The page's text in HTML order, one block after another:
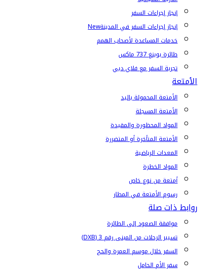
إنجاز إجراءات السفر
إنجاز إجراءات السفر في المدينةNew
خدمات المساعدة لأصحاب الهمم
طائرة بوينغ 737 ماكس
تجربة السفر مع فلاي دبي
الأمتعة
الأمتعة المحمولة باليد
الأمتعة المسجلة
المواد المحظورة والمقيدة
الأمتعة المتأخرة أو المتضررة
المعدات الرياضية
المواد الخطرة
أمتعة من نوع خاص
رسوم الأمتعة في المطار
روابط ذات صلة
موافقة الصعود إلى الطائرة
تسيير الرحلات من المبنى رقم 3 (DXB)
السفر خلال موسم العمرة والحج
سفر الأم الحامل